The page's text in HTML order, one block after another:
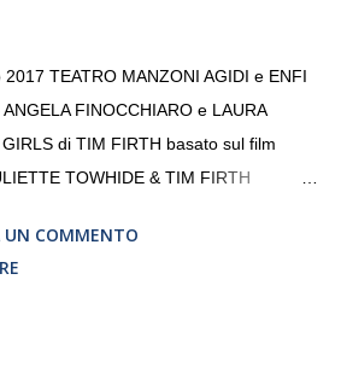
TEATRO MANZONI AGIDI e ENFI
FINOCCHIARO e LAURA
di TIM FIRTH basato sul film
TOWHIDE & TIM FIRTH
UN COMMENTO